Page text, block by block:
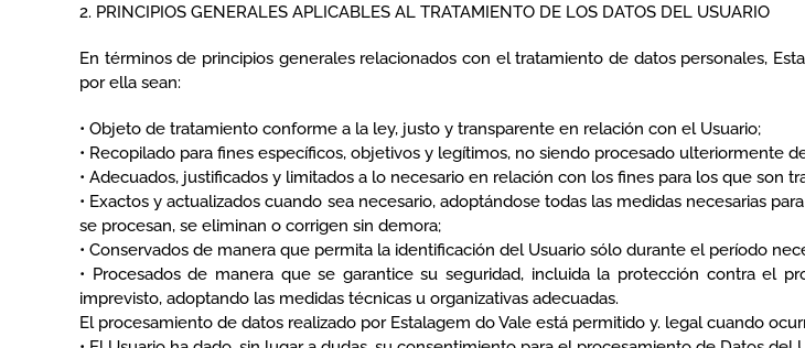
2. PRINCIPIOS GENERALES APLICABLES AL TRATAMIENTO DE LOS DATOS DEL USUARIO
En términos de principios generales relacionados con el tratamiento de datos personales,
por ella sean:
• Objeto de tratamiento conforme a la ley, justo y transparente en relación con el Usuario;
• Recopilado para fines específicos, objetivos y legítimos, no siendo procesado ulteriormente
• Adecuados, justificados y limitados a lo necesario en relación con los fines para los que son
• Exactos y actualizados cuando sea necesario, adoptándose todas las medidas necesarias
se procesan, se eliminan o corrigen sin demora;
• Conservados de manera que permita la identificación del Usuario sólo durante el período
• Procesados ​​de manera que se garantice su seguridad, incluida la protección contra el
imprevisto, adoptando las medidas técnicas u organizativas adecuadas.
El procesamiento de datos realizado por Estalagem do Vale está permitido y. legal cuando